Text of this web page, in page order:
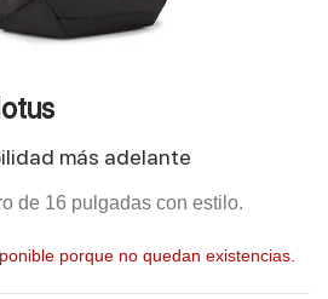
más adelante
de 16 pulgadas con estilo.
porque no quedan existencias.